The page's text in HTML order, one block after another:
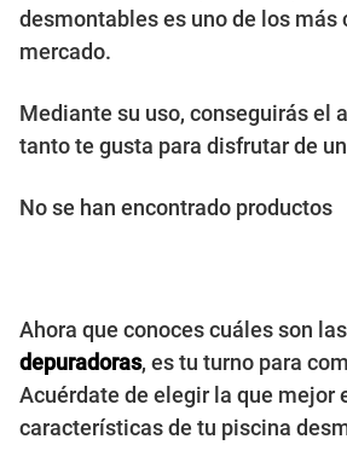
desmontables es uno de los más
mercado.
Mediante su uso, conseguirás el
tanto te gusta para disfrutar de
No se han encontrado productos
Ahora que conoces cuáles son las
depuradoras, es tu turno para
Acuérdate de elegir la que mejor
características de tu piscina